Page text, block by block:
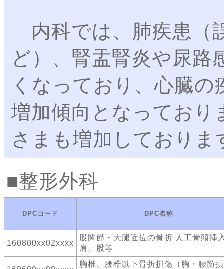
内科では、肺疾患（
ど）、腎盂腎炎や尿路
くなっており、心臓
増加傾向となっており
さまも増加しておりま
整形外科
DPCコード DPC名称
160800xx02xxxx
股関節・大腿近位の骨折 人工骨頭挿
肩、股等
胸椎、腰椎以下骨折損傷（胸・腰髄